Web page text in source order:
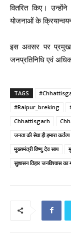
वितरित किए।
योजनाओं के
इस अवसर पर
जनप्रतिनिधि एवं
TAGS
#Raipur_breking
Chhattisgarh
जनता की सेवा ही हमारा कर्तव्य
मुख्यमंत्री विष्णु देव साय
सुशासन तिहार जनविश्वास का